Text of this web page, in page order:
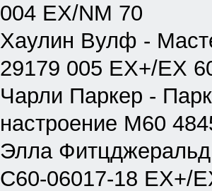
004 EX/NM 70
Хаулин Вулф -
29179 005 EX+/EX
Чарли Паркер -
настроение М60
Элла
С60-06017-18 EX+/